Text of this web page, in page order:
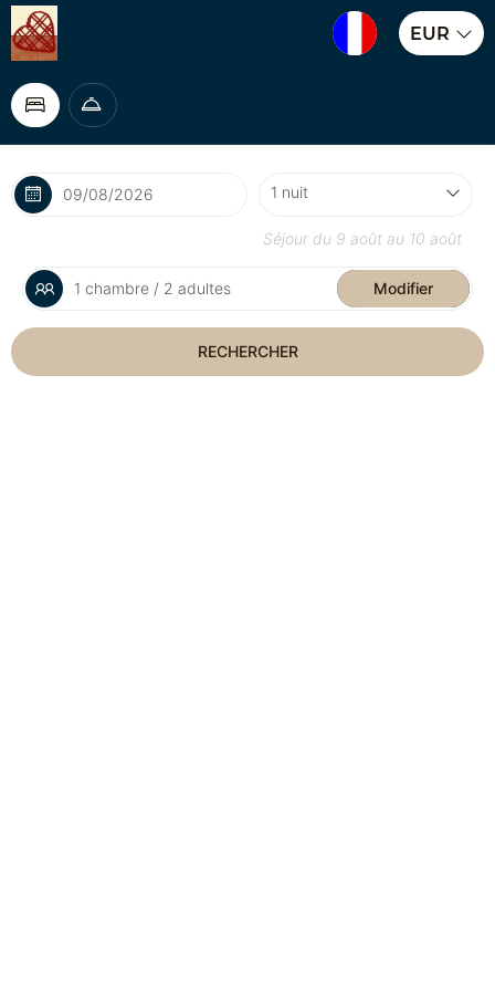
EUR
Séjour du 9 août au 10 août
1 chambre / 2 adultes Modifier